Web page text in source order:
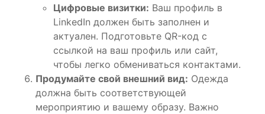
Цифровые визитки: Ваш профиль в
LinkedIn должен быть заполнен и
актуален. Подготовьте QR-код с
ссылкой на ваш профиль или сайт,
чтобы легко обмениваться контактами.
Продумайте свой внешний вид: Одежда
должна быть соответствующей
мероприятию и вашему образу. Важно